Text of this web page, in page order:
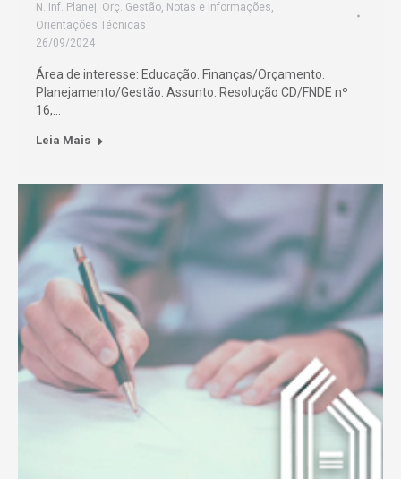
N. Inf. Planej. Orç. Gestão, Notas e Informações,
Orientações Técnicas
26/09/2024
Área de interesse: Educação. Finanças/Orçamento.
Planejamento/Gestão. Assunto: Resolução CD/FNDE nº
16,…
Leia Mais